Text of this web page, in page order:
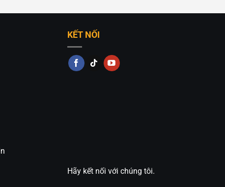
KẾT NỐI
Hãy kết nối với chúng tôi.